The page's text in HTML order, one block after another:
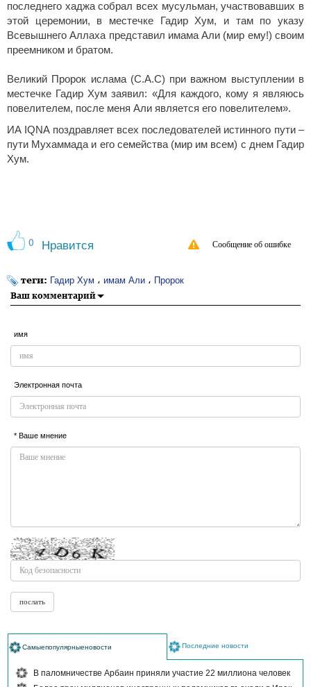
последнего хаджа собрал всех мусульман, участвовавших в
этой церемонии, в местечке Гадир Хум, и там по указу
Всевышнего Аллаха представил имама Али (мир ему!) своим
преемником и братом.
Великий Пророк ислама (С.А.С) при важном выступлении в
местечке Гадир Хум заявил: «Для каждого, кому я являюсь
повелителем, после меня Али является его повелителем».
ИА IQNA поздравляет всех последователей истинного пути –
пути Мухаммада и его семейства (мир им всем) с днем Гадир
Хум.
0 Нравится Сообщение об ошибке
теги: Гадир Хум ، имам Али ، Пророк
Ваш комментарий
имя
Электронная почта
* Ваше мнение
Самыепопулярныеновости Последние новости
В паломничестве Арбаин приняли участие 22 миллиона человек